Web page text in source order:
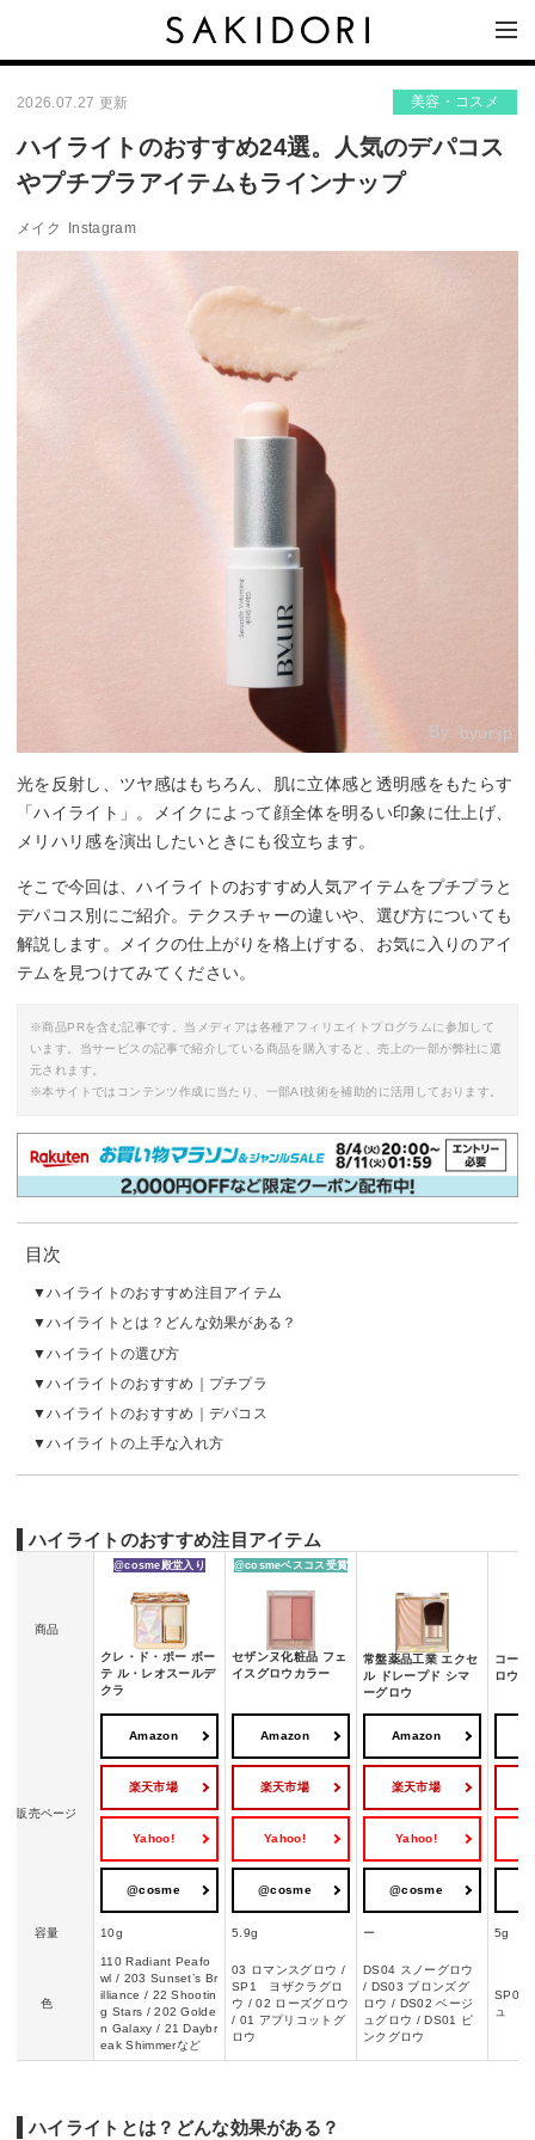
2026.07.27 更新 美容・コスメ
ハイライトのおすすめ24選。人気のデパコス
やプチプラアイテムもラインナップ
メイク Instagram
By: byur.jp
光を反射し、ツヤ感はもちろん、肌に立体感と透明感をもたらす
「ハイライト」。メイクによって顔全体を明るい印象に仕上げ、
メリハリ感を演出したいときにも役立ちます。
そこで今回は、ハイライトのおすすめ人気アイテムをプチプラと
デパコス別にご紹介。テクスチャーの違いや、選び方についても
解説します。メイクの仕上がりを格上げする、お気に入りのアイ
テムを見つけてみてください。
※商品PRを含む記事です。当メディアは各種アフィリエイトプログラムに参加して
います。当サービスの記事で紹介している商品を購入すると、売上の一部が弊社に還
元されます。
※本サイトではコンテンツ作成に当たり、一部AI技術を補助的に活用しております。
目次
ハイライトのおすすめ注目アイテム
ハイライトとは？どんな効果がある？
ハイライトの選び方
ハイライトのおすすめ｜プチプラ
ハイライトのおすすめ｜デパコス
ハイライトの上手な入れ方
ハイライトのおすすめ注目アイテム
商品
@cosme殿堂入り
クレ・ド・ポー ボー
テ ル・レオスールデ
クラ
@cosmeベスコス受賞
セザンヌ化粧品 フェ
イスグロウカラー
常盤薬品工業 エクセ
ル ドレープド シマ
ーグロウ
コーセ
ロウ
販売ページ
Amazon
楽天市場
Yahoo!
@cosme
Amazon
楽天市場
Yahoo!
@cosme
Amazon
楽天市場
Yahoo!
@cosme
容量 10g 5.9g ー 5g
色
110 Radiant Peafo
wl / 203 Sunset’s Br
illiance / 22 Shootin
g Stars / 202 Golde
n Galaxy / 21 Daybr
eak Shimmerなど
03 ロマンスグロウ /
SP1 ヨザクラグロ
ウ / 02 ローズグロウ
/ 01 アプリコットグ
ロウ
DS04 スノーグロウ
/ DS03 ブロンズグ
ロウ / DS02 ベージ
ュグロウ / DS01 ピ
ンクグロウ
SP001
ュ
ハイライトとは？どんな効果がある？